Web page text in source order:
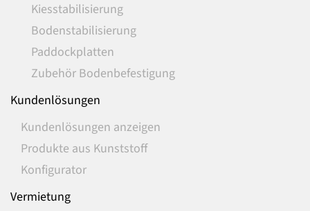
Kiesstabilisierung
Bodenstabilisierung
Paddockplatten
Zubehör Bodenbefestigung
Kundenlösungen
Kundenlösungen anzeigen
Produkte aus Kunststoff
Konfigurator
Vermietung